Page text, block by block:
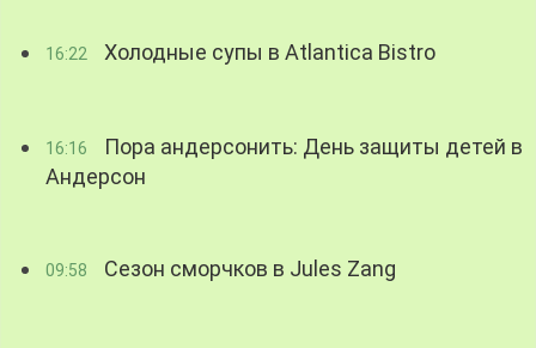
16:22 Холодные супы в Atlantica Bistro
16:16
Пора андерсонить: День защиты детей в
Андерсон
09:58 Сезон сморчков в Jules Zang